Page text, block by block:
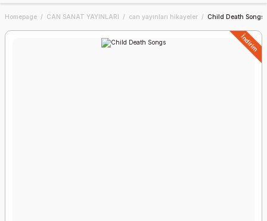
Homepage CAN SANAT YAYINLARI can yayınları hikayeler Child Death Songs
İndirim